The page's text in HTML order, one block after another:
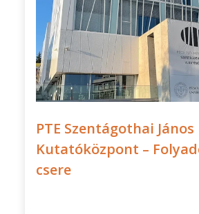
PTE Szentágothai János
Kutatóközpont –
csere